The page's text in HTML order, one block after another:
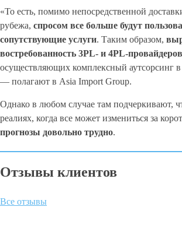
«То есть, помимо непосредственной
рубежа, спросом все больше будут
сопутствующие услуги. Таким образом,
востребованность 3PL- и 4PL-провайдеров
осуществляющих комплексный аутсорсинг в
— полагают в Asia Import Group.
Однако в любом случае там подчеркивают,
реалиях, когда все может измениться за
прогнозы довольно трудно.
Отзывы клиентов
Все отзывы